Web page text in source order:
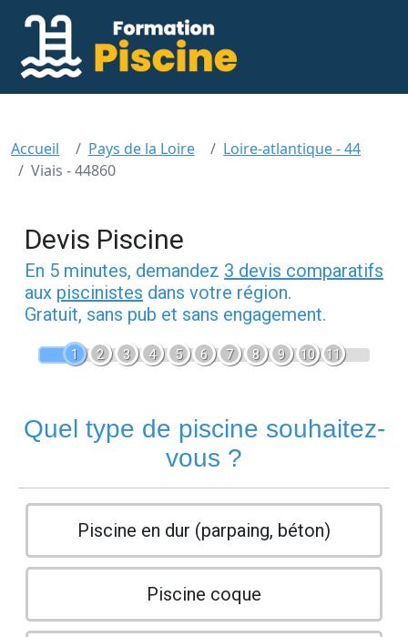
Accueil Pays de la Loire
Loire-atlantique - 44
Viais - 44860
Devis Piscine
En 5 minutes, demandez 3 devis comparatifs
aux piscinistes dans votre région.
Gratuit, sans pub et sans engagement.
1 2 3 4 5 6 7 8 9 10 11
Quel type de piscine souhaitez-
vous ?
Piscine en dur (parpaing, béton)
Piscine coque